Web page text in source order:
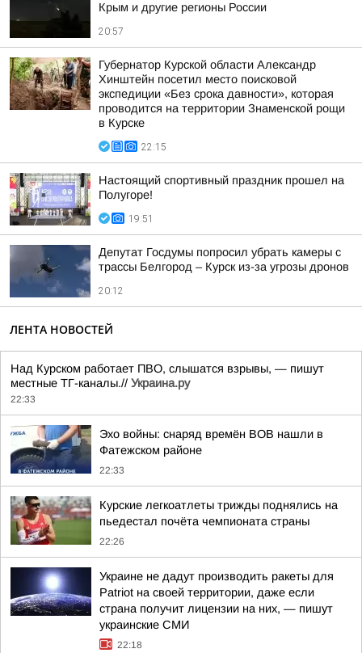
Крым и другие регионы России
20:57
Губернатор Курской области Александр
Хинштейн посетил место поисковой
экспедиции «Без срока давности», которая
проводится на территории Знаменской рощи
в Курске
22:15
Настоящий спортивный праздник прошел на
Полугоре!
19:51
Депутат Госдумы попросил убрать камеры с
трассы Белгород – Курск из-за угрозы дронов
20:12
ЛЕНТА НОВОСТЕЙ
Над Курском работает ПВО, слышатся взрывы, — пишут
местные ТГ-каналы.// Украина.ру
22:33
Эхо войны: снаряд времён ВОВ нашли в
Фатежском районе
22:33
Курские легкоатлеты трижды поднялись на
пьедестал почёта чемпионата страны
22:26
Украине не дадут производить ракеты для
Patriot на своей территории, даже если
страна получит лицензии на них, — пишут
украинские СМИ
22:18